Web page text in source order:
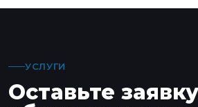
УСЛУГИ
Оставьте